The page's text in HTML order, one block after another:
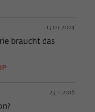
13.03.2024
braucht das
23.11.2016